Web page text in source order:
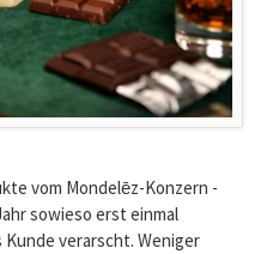
vom Mondelēz-Konzern -
sowieso erst einmal
verarscht. Weniger